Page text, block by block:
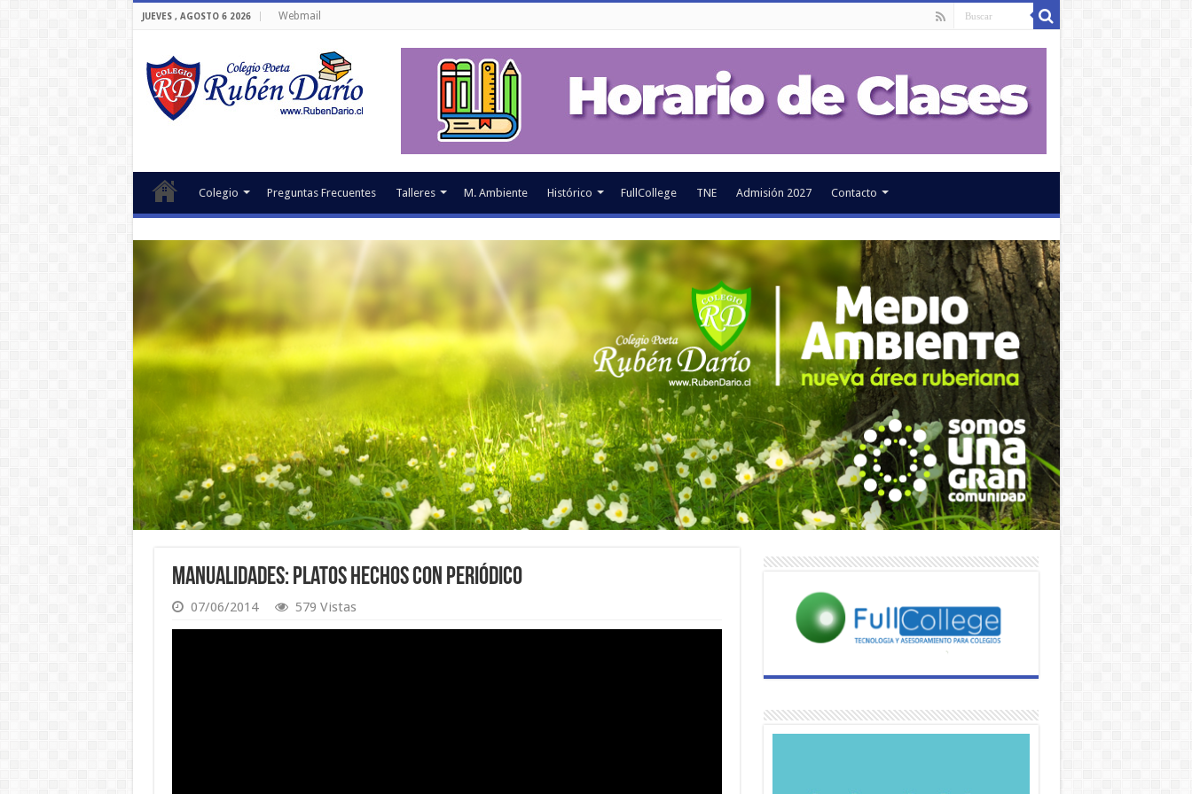
JUEVES , AGOSTO 6 2026 Webmail
Colegio Preguntas Frecuentes Talleres M. Ambiente Histórico FullCollege TNE Admisión 2027 Contacto
Manualidades: Platos hechos con periódico
07/06/2014 579 Vistas